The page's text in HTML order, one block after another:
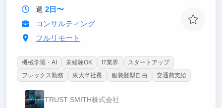
週 2日〜
コンサルティング
フルリモート
機械学習・AI 未経験OK IT業界
スタートアップ
フレックス勤務
東大卒社長 服装髪型自由 交通費支給
TRUST SMITH株式会社